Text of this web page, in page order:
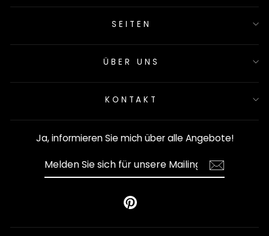
SEITEN
ÜBER UNS
KONTAKT
Ja, informieren Sie mich über alle Angebote!
Pinterest